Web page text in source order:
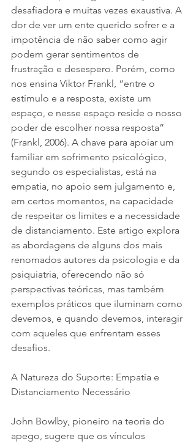
desafiadora e muitas vezes exaustiva. A
dor de ver um ente querido sofrer e a
impotência de não saber como agir
podem gerar sentimentos de
frustração e desespero. Porém, como
nos ensina Viktor Frankl, “entre o
estímulo e a resposta, existe um
espaço, e nesse espaço reside o nosso
poder de escolher nossa resposta”
(Frankl, 2006). A chave para apoiar um
familiar em sofrimento psicológico,
segundo os especialistas, está na
empatia, no apoio sem julgamento e,
em certos momentos, na capacidade
de respeitar os limites e a necessidade
de distanciamento. Este artigo explora
as abordagens de alguns dos mais
renomados autores da psicologia e da
psiquiatria, oferecendo não só
perspectivas teóricas, mas também
exemplos práticos que iluminam como
devemos, e quando devemos, interagir
com aqueles que enfrentam esses
desafios.
A Natureza do Suporte: Empatia e
Distanciamento Necessário
John Bowlby, pioneiro na teoria do
apego, sugere que os vínculos